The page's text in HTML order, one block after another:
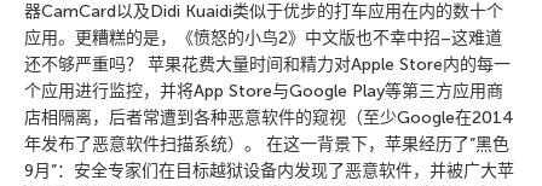
器CamCard以及Didi Kuaidi类似于优步的打车应用在内的数十个
应用。更糟糕的是，《愤怒的小鸟2》中文版也不幸中招–这难道
还不够严重吗？ 苹果花费大量时间和精力对Apple Store内的每一
个应用进行监控，并将App Store与Google Play等第三方应用商
店相隔离，后者常遭到各种恶意软件的窥视（至少Google在2014
年发布了恶意软件扫描系统）。 在这一背景下，苹果经历了”黑色
9月”：安全专家们在目标越狱设备内发现了恶意软件，并被广大苹